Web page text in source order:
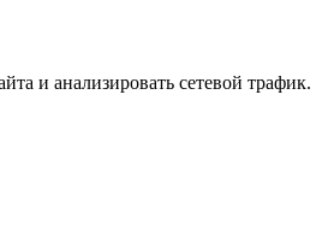
и анализировать сетевой трафик.